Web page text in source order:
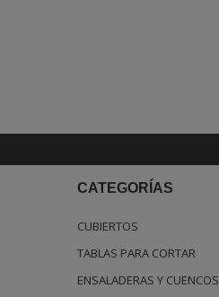
CATEGORÍAS
CUBIERTOS
TABLAS PARA CORTAR
ENSALADERAS Y CUENCOS